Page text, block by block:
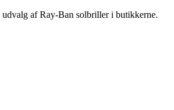
af Ray-Ban solbriller i butikkerne.